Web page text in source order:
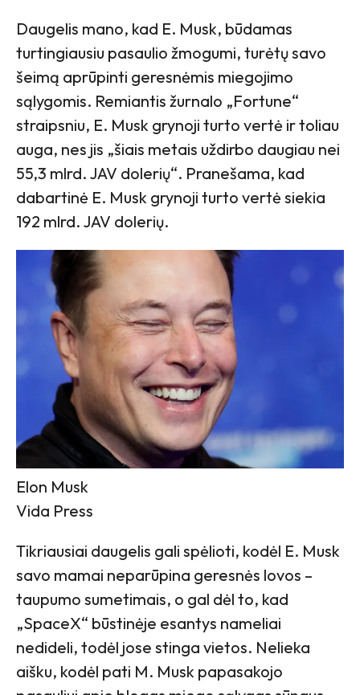
Daugelis mano, kad E. Musk, būdamas
turtingiausiu pasaulio žmogumi, turėtų savo
šeimą aprūpinti geresnėmis miegojimo
sąlygomis. Remiantis žurnalo „Fortune“
straipsniu, E. Musk grynoji turto vertė ir toliau
auga, nes jis „šiais metais uždirbo daugiau nei
55,3 mlrd. JAV dolerių“. Pranešama, kad
dabartinė E. Musk grynoji turto vertė siekia
192 mlrd. JAV dolerių.
Elon Musk
Vida Press
Tikriausiai daugelis gali spėlioti, kodėl E. Musk
savo mamai neparūpina geresnės lovos –
taupumo sumetimais, o gal dėl to, kad
„SpaceX“ būstinėje esantys nameliai
nedideli, todėl jose stinga vietos. Nelieka
aišku, kodėl pati M. Musk papasakojo